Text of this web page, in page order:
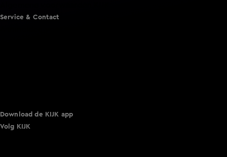
Service & Contact
Download de KIJK app
Volg KIJK